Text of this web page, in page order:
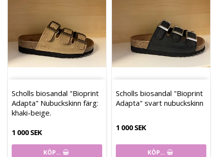
Scholls biosandal "Bioprint
Adapta" Nubuckskinn färg:
khaki-beige.
1 000 SEK
KÖP…
Scholls biosandal "Bioprint
Adapta" svart nubuckskinn
1 000 SEK
KÖP…